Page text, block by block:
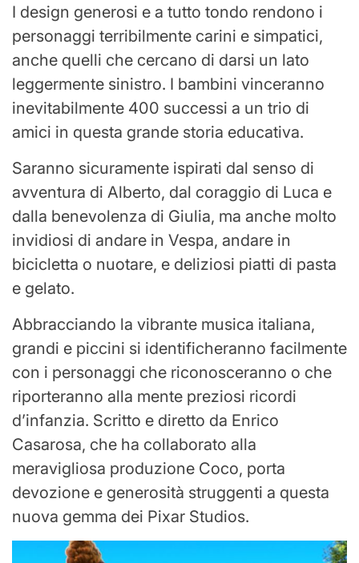
I design generosi e a tutto tondo rendono i
personaggi terribilmente carini e simpatici,
anche quelli che cercano di darsi un lato
leggermente sinistro. I bambini vinceranno
inevitabilmente 400 successi a un trio di
amici in questa grande storia educativa.
Saranno sicuramente ispirati dal senso di
avventura di Alberto, dal coraggio di Luca e
dalla benevolenza di Giulia, ma anche molto
invidiosi di andare in Vespa, andare in
bicicletta o nuotare, e deliziosi piatti di pasta
e gelato.
Abbracciando la vibrante musica italiana,
grandi e piccini si identificheranno facilmente
con i personaggi che riconosceranno o che
riporteranno alla mente preziosi ricordi
d’infanzia. Scritto e diretto da Enrico
Casarosa, che ha collaborato alla
meravigliosa produzione Coco, porta
devozione e generosità struggenti a questa
nuova gemma dei Pixar Studios.